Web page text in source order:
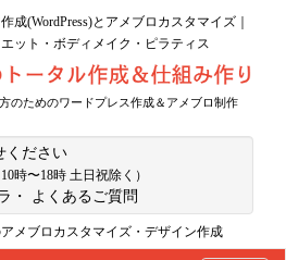
成(WordPress)とアメブロカスタマイズ｜
ット・ボディメイク・ピラティス
のためのワードプレス作成＆アメブロ制作
ください
10時〜18時 土日祝除く）
・ よくあるご質問
メブロカスタマイズ・デザイン作成